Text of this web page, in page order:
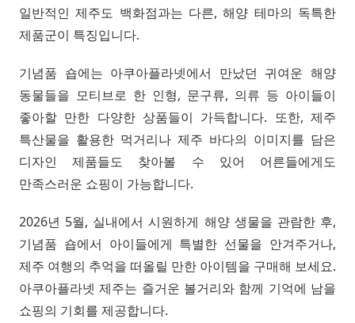
일반적인 제주도 백화점과는 다른, 해양 테마의 독특한
제품군이 특징입니다.
기념품 숍에는 아쿠아플라넷에서 만났던 귀여운 해양
동물들을 모티브로 한 인형, 문구류, 의류 등 아이들이
좋아할 만한 다양한 상품들이 가득합니다. 또한, 제주
특산물을 활용한 먹거리나 제주 바다의 이미지를 담은
디자인 제품들도 찾아볼 수 있어 어른들에게도
만족스러운 쇼핑이 가능합니다.
2026년 5월, 실내에서 시원하게 해양 생물을 관람한 후,
기념품 숍에서 아이들에게 특별한 선물을 안겨주거나,
제주 여행의 추억을 떠올릴 만한 아이템을 구매해 보세요.
아쿠아플라넷 제주는 즐거운 볼거리와 함께 기억에 남을
쇼핑의 기회를 제공합니다.